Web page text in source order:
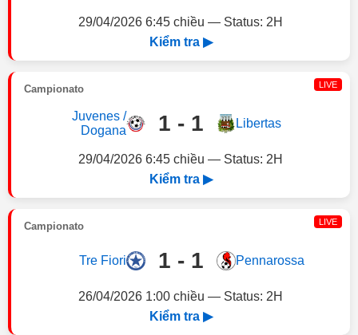
29/04/2026 6:45 chiều — Status: 2H
Kiểm tra ▶
Campionato LIVE
Juvenes /
Dogana
1 - 1 Libertas
29/04/2026 6:45 chiều — Status: 2H
Kiểm tra ▶
Campionato LIVE
Tre Fiori 1 - 1 Pennarossa
26/04/2026 1:00 chiều — Status: 2H
Kiểm tra ▶